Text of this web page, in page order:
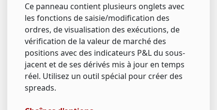
Ce panneau contient plusieurs onglets avec
les fonctions de saisie/modification des
ordres, de visualisation des exécutions, de
vérification de la valeur de marché des
positions avec des indicateurs P&L du sous-
jacent et de ses dérivés mis à jour en temps
réel. Utilisez un outil spécial pour créer des
spreads.